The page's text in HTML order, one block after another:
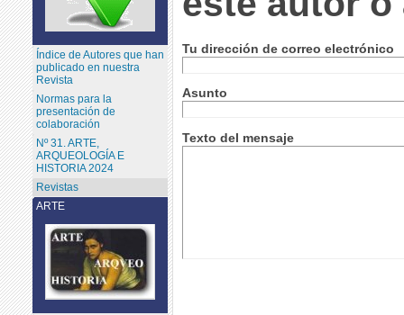
Tu dirección de correo electrónico
Asunto
Texto del mensaje
ARTE
Índice de Autores que han
publicado en nuestra
Revista
Normas para la
presentación de
colaboración
Nº 31. ARTE,
ARQUEOLOGÍA E
HISTORIA 2024
Revistas